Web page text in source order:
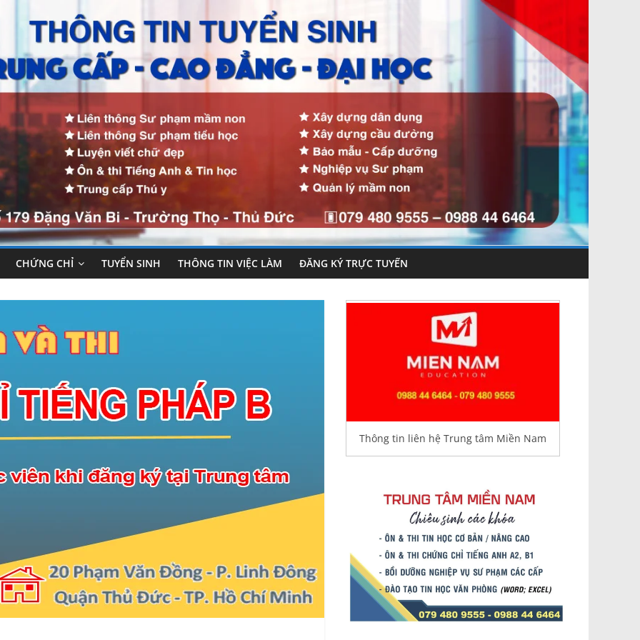
CHỨNG CHỈ TUYỂN SINH THÔNG TIN VIỆC LÀM ĐĂNG KÝ TRỰC TUYẾN
Thông tin liên hệ Trung tâm Miền Nam